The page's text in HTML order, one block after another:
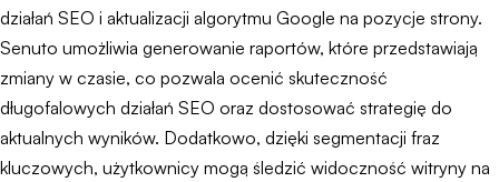
działań SEO i aktualizacji algorytmu Google na pozycje strony.
Senuto umożliwia generowanie raportów, które przedstawiają
zmiany w czasie, co pozwala ocenić skuteczność
długofalowych działań SEO oraz dostosować strategię do
aktualnych wyników. Dodatkowo, dzięki segmentacji fraz
kluczowych, użytkownicy mogą śledzić widoczność witryny na